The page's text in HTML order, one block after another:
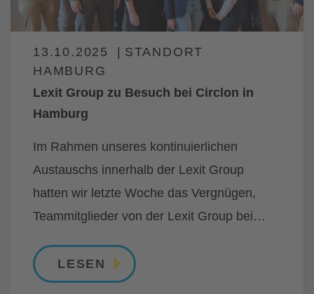
13.10.2025
STANDORT
HAMBURG
Lexit Group zu Besuch bei Circlon in
Hamburg
Im Rahmen unseres kontinuierlichen
Austauschs innerhalb der Lexit Group
hatten wir letzte Woche das Vergnügen,
Teammitglieder von der Lexit Group bei
LESEN